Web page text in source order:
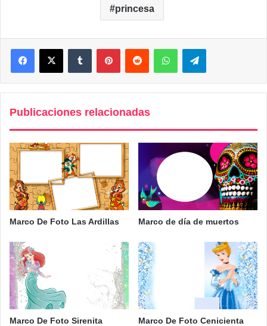
princesa
FacebookX Tumblr PinterestReddit WhatsAppTelegram
Publicaciones relacionadas
Marco De Foto Las Ardillas Marco de día de muertos
Marco De Foto Sirenita Marco De Foto Cenicienta